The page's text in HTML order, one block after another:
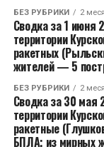
БЕЗ РУБРИКИ 2
Сводка за 1 июня
территории
ракетных
жителей — 5
БЕЗ РУБРИКИ 2
Сводка за 30 мая
территории
ракетные
БПЛА; из мирных